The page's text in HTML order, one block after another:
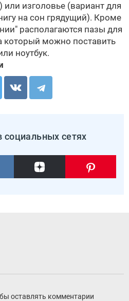
или изголовье (вариант для
на сон грядущий). Кроме
располагаются пазы для
который можно поставить
ноутбук.
социальных сетях
оставлять комментарии